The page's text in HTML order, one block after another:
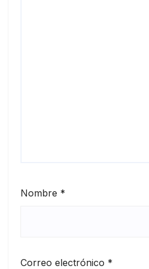
Nombre *
Correo electrónico *